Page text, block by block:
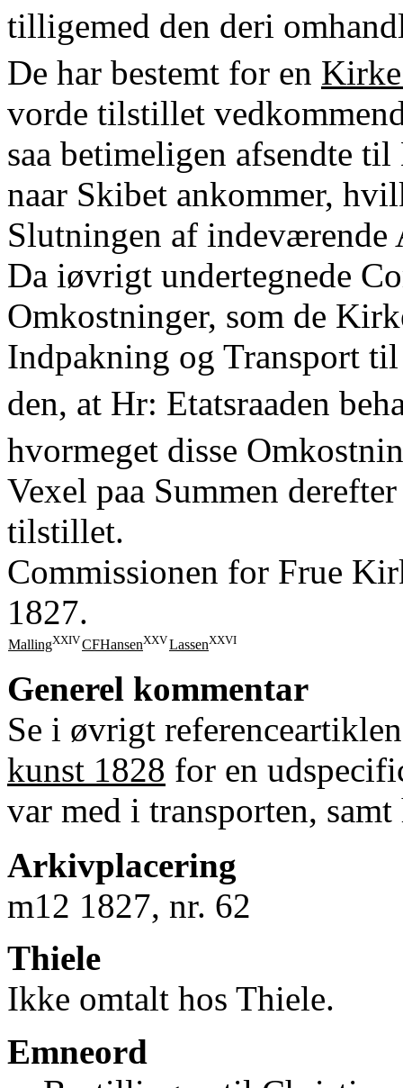
tilligemed den deri
De har bestemt for en
vorde tilstillet
saa betimeligen afsendte
naar Skibet ankommer,
Slutningen af indeværende
Da iøvrigt undertegnede
Omkostninger, som de
Indpakning og Transport
den, at Hr: Etatsraaden
hvormeget disse
Vexel paa Summen
tilstillet.
Commissionen for Frue
1827.
MallingXXIVCFHansenXXVLassenXXVI
Generel kommentar
Se i øvrigt
kunst 1828 for en
var med i transporten,
Arkivplacering
m12 1827, nr. 62
Thiele
Ikke omtalt hos Thiele.
Emneord